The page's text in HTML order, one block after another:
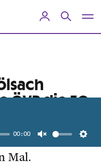
00:00
Unmute
ÖVP die 50
ihr
Mal.